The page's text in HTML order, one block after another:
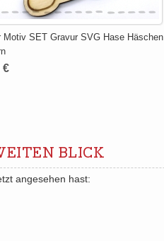
Motiv SET Gravur SVG Hase Häschen
€
BLICK
angesehen hast: